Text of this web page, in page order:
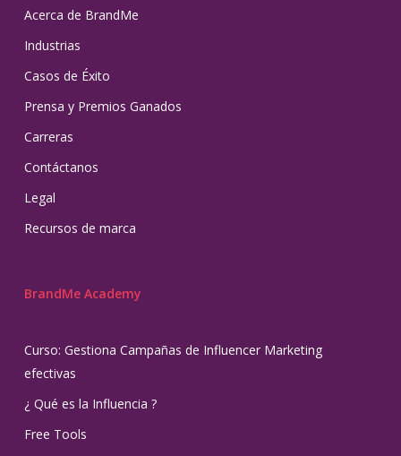
Acerca de BrandMe
Industrias
Casos de Éxito
Prensa y Premios Ganados
Carreras
Contáctanos
Legal
Recursos de marca
BrandMe Academy
Curso: Gestiona Campañas de Influencer Marketing
efectivas
¿ Qué es la Influencia ?
Free Tools